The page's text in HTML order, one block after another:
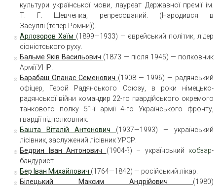
культури української мови, лауреат Державної премії ім.
Т. Г. Шевченка, репресований. (Народився в
Засуллі (тепер Ромни)).
Арлозоров Хаїм (1899—1933) — єврейський політик, лідер
сіоністського руху.
Бальме Яків Васильович (1873 — після 1945) — полковник
Армії УНР.
Барабаш Опанас Семенович (1908 — 1996) — радянський
офіцер, Герой Радянського Союзу, в роки німецько-
радянської війни командир 22-го гвардійського окремого
танкового полку 51-ї армії 4-го Українського фронту,
гвардії підполковник.
Башта Віталій Антонович (1937—1993) — український
лісівник, заслужений лісівник УРСР.
Бедрин
Іван Антонович (1904-?) – український кобзар-
бандурист.
Бер Іван Михайлович (1764—1842) — російський лікар.
Білецький Максим Андрійович (1980)